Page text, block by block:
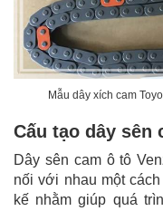
Mẫu dây xích cam
Cấu tạo dây sên
Dây sên cam ô tô
nối với nhau một
kế nhằm giúp quá